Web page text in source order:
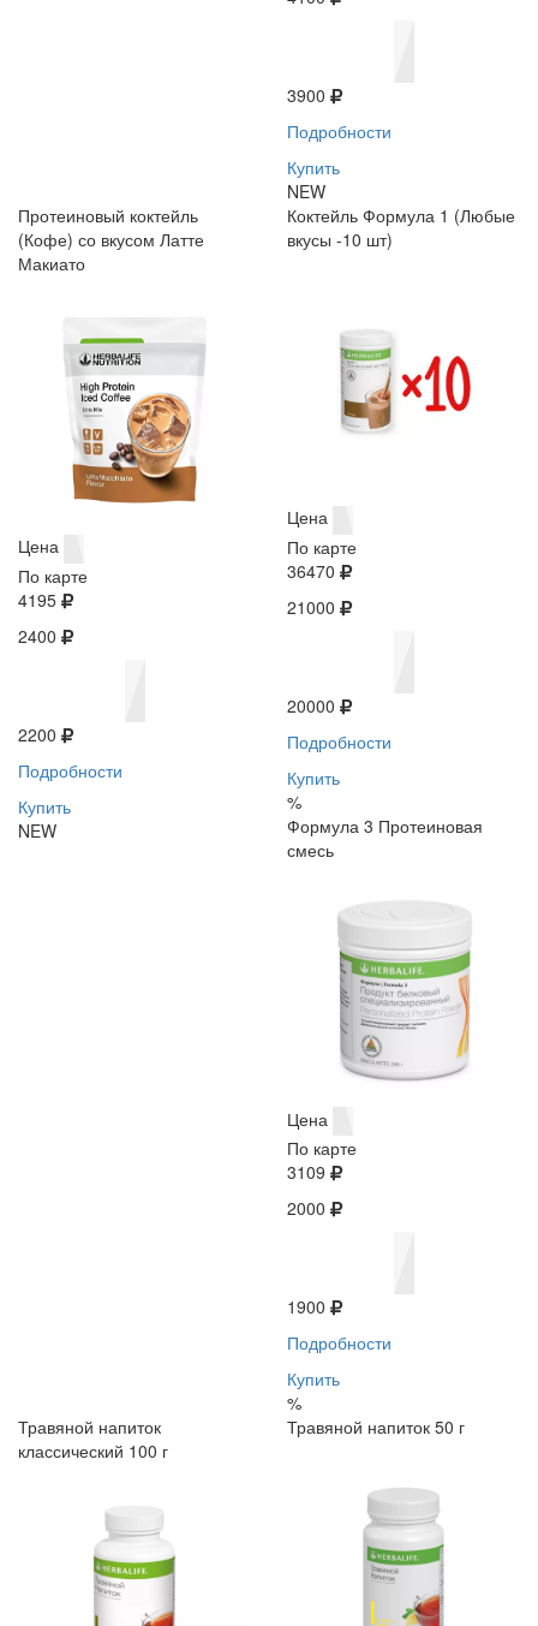
3900
Подробности
Купить
NEW
Протеиновый коктейль
(Кофе) со вкусом Латте
Макиато
Цена
По карте
4195
2400
2200
Подробности
Купить
NEW
Коктейль Формула 1 (Любые
вкусы -10 шт)
Цена
По карте
36470
21000
20000
Подробности
Купить
%
Формула 3 Протеиновая
смесь
Цена
По карте
3109
2000
1900
Подробности
Купить
%
Травяной напиток
классический 100 г
Травяной напиток 50 г